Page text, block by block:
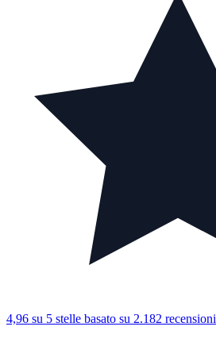
4,96 su 5 stelle basato su 2.182 recensioni